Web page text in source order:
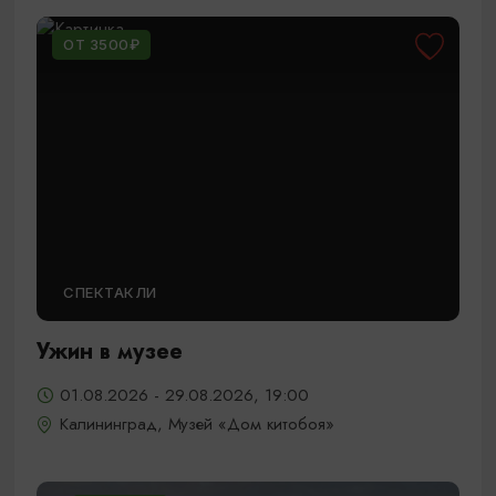
ОТ 3500₽
СПЕКТАКЛИ
Ужин в музее
01.08.2026 - 29.08.2026, 19:00
Калининград, Музей «Дом китобоя»